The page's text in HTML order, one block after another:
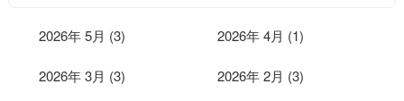
2026年 5月 (3) 2026年 4月 (1)
2026年 3月 (3) 2026年 2月 (3)